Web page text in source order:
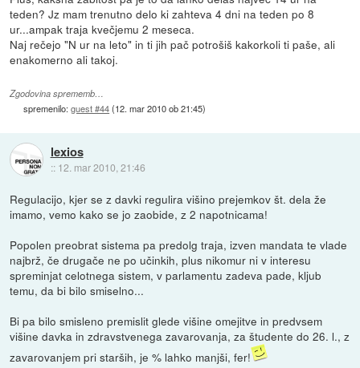
teden? Jz mam trenutno delo ki zahteva 4 dni na teden po 8
ur...ampak traja kvečjemu 2 meseca.
Naj rečejo "N ur na leto" in ti jih pač potrošiš kakorkoli ti paše, ali
enakomerno ali takoj.
Zgodovina sprememb…
spremenilo:guest #44(12. mar 2010 ob 21:45)
lexios
:: 12. mar 2010, 21:46
Regulacijo, kjer se z davki regulira višino prejemkov št. dela že
imamo, vemo kako se jo zaobide, z 2 napotnicama!
Popolen preobrat sistema pa predolg traja, izven mandata te vlade
najbrž, če drugače ne po učinkih, plus nikomur ni v interesu
spreminjat celotnega sistem, v parlamentu zadeva pade, kljub
temu, da bi bilo smiselno...
Bi pa bilo smisleno premislit glede višine omejitve in predvsem
višine davka in zdravstvenega zavarovanja, za študente do 26. l., z
zavarovanjem pri starših, je % lahko manjši, fer!